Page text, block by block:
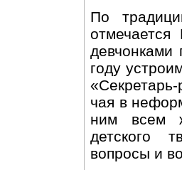
По
году
чая в
ним всем
детского
вопросы и